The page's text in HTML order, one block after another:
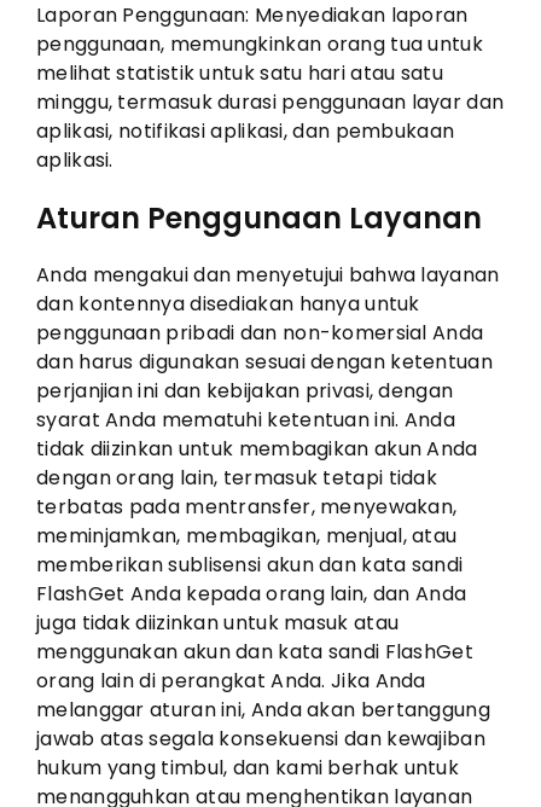
Laporan Penggunaan: Menyediakan laporan
penggunaan, memungkinkan orang tua untuk
melihat statistik untuk satu hari atau satu
minggu, termasuk durasi penggunaan layar dan
aplikasi, notifikasi aplikasi, dan pembukaan
aplikasi.
Aturan Penggunaan Layanan
Anda mengakui dan menyetujui bahwa layanan
dan kontennya disediakan hanya untuk
penggunaan pribadi dan non-komersial Anda
dan harus digunakan sesuai dengan ketentuan
perjanjian ini dan kebijakan privasi, dengan
syarat Anda mematuhi ketentuan ini. Anda
tidak diizinkan untuk membagikan akun Anda
dengan orang lain, termasuk tetapi tidak
terbatas pada mentransfer, menyewakan,
meminjamkan, membagikan, menjual, atau
memberikan sublisensi akun dan kata sandi
FlashGet Anda kepada orang lain, dan Anda
juga tidak diizinkan untuk masuk atau
menggunakan akun dan kata sandi FlashGet
orang lain di perangkat Anda. Jika Anda
melanggar aturan ini, Anda akan bertanggung
jawab atas segala konsekuensi dan kewajiban
hukum yang timbul, dan kami berhak untuk
menangguhkan atau menghentikan layanan